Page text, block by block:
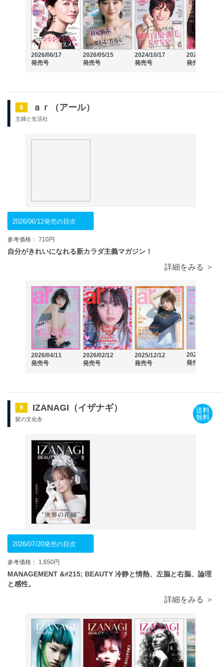
2026/06/17
発売号
2026/05/15
発売号
2024/10/17
発売号
2024/09/17
発売号
8 ａｒ（アール）
主婦と生活社
2026/06/12発売の目次
参考価格： 710円
自分がきれいになれる新カラダ主義マガジン！
詳細をみる ＞
2026/04/11
発売号
2026/02/12
発売号
2025/12/12
発売号
2025/10/10
発売号
9 IZANAGI（イザナギ）
髪の文化舎
送料
無料
2026/07/20発売の目次
参考価格： 1,650円
MANAGEMENT &#215; BEAUTY 冷静と情熱、左脳と右脳、論理
と感性。
詳細をみる ＞